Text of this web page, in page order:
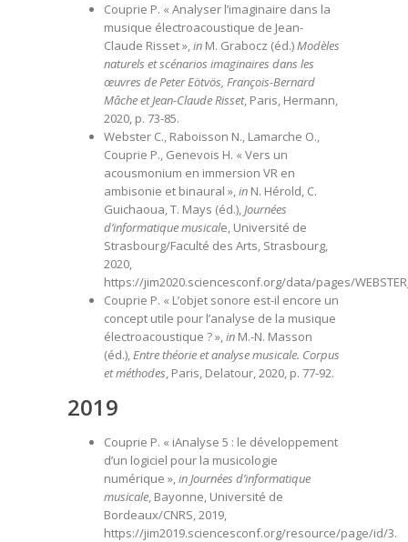
Couprie P. « Analyser l’imaginaire dans la
musique électroacoustique de Jean-
Claude Risset »,in M. Grabocz (éd.)Modèles
naturels et scénarios imaginaires dans les
œuvres de Peter Eötvös, François-Bernard
Mâche et Jean-Claude Risset, Paris, Hermann,
2020, p. 73-85.
Webster C., Raboisson N., Lamarche O.,
Couprie P., Genevois H. « Vers un
acousmonium en immersion VR en
ambisonie et binaural »,in N. Hérold, C.
Guichaoua, T. Mays (éd.),Journées
d’informatique musicale, Université de
Strasbourg/Faculté des Arts, Strasbourg,
2020,
https://jim2020.sciencesconf.org/data/pages/
Couprie P. « L’objet sonore est-il encore un
concept utile pour l’analyse de la musique
électroacoustique ? »,in M.-N. Masson
(éd.),Entre théorie et analyse musicale. Corpus
et méthodes, Paris, Delatour, 2020, p. 77-92.
2019
Couprie P. « iAnalyse 5 : le développement
d’un logiciel pour la musicologie
numérique »,inJournées d’informatique
musicale, Bayonne, Université de
Bordeaux/CNRS, 2019,
https://jim2019.sciencesconf.org/resource/page/id/3.